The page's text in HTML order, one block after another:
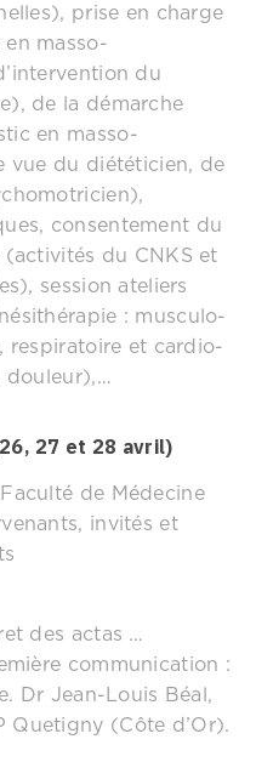
prise en charge
masso-
du
de la démarche
en masso-
vue du diététicien, de
consentement du
du CNKS et
session ateliers
: musculo-
respiratoire et cardio-
douleur),…
27 et 28 avril)
de Médecine
invités et
des actas …
communication :
Dr Jean-Louis Béal,
Quetigny (Côte d’Or).